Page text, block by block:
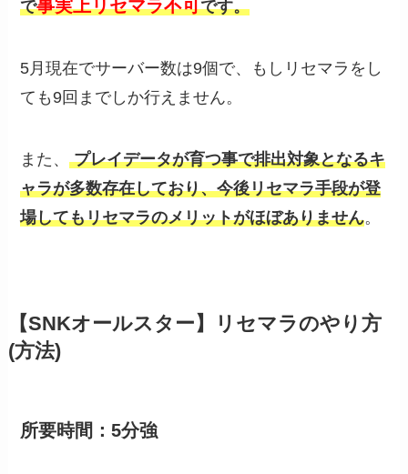
で事実上リセマラ不可です。
5月現在でサーバー数は9個で、もしリセマラをし
ても9回までしか行えません。
また、 プレイデータが育つ事で排出対象となるキ
ャラが多数存在しており、今後リセマラ手段が登
場してもリセマラのメリットがほぼありません。
【SNKオールスター】リセマラのやり方
(方法)
所要時間：5分強